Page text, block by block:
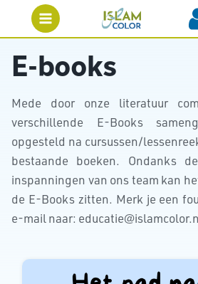
E-books
Mede door onze literatuur
verschillende E-Books
opgesteld na cursussen/
bestaande boeken. Ondanks
inspanningen van ons team kan
de E-Books zitten. Merk je een
e-mail naar: